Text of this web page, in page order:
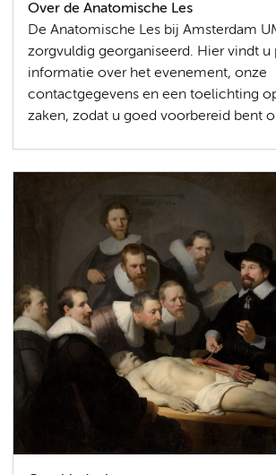
Over de Anatomische Les
De Anatomische Les bij Amsterdam
zorgvuldig georganiseerd. Hier vindt u
informatie over het evenement, onze
contactgegevens en een toelichting
zaken, zodat u goed voorbereid bent